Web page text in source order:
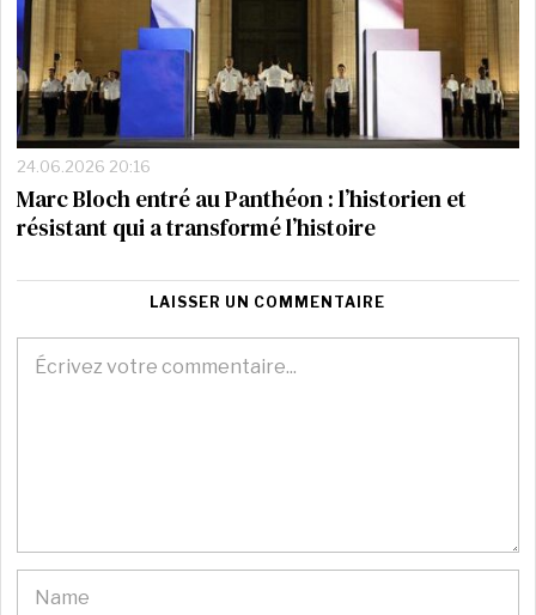
24.06.2026 20:16
Marc Bloch entré au Panthéon : l’historien et
résistant qui a transformé l’histoire
LAISSER UN COMMENTAIRE